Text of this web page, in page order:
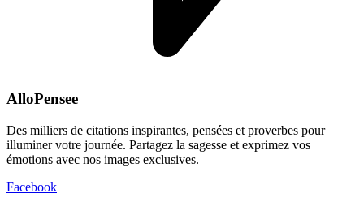
AlloPensee
Des milliers de citations inspirantes, pensées et proverbes pour
illuminer votre journée. Partagez la sagesse et exprimez vos
émotions avec nos images exclusives.
Facebook